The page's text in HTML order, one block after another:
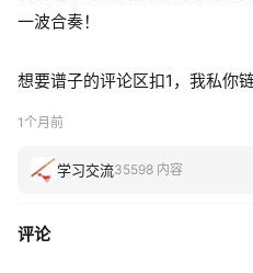
一波合奏！
想要谱子的评论区扣1，我私你链
1个月前
学习交流35598 内容
评论